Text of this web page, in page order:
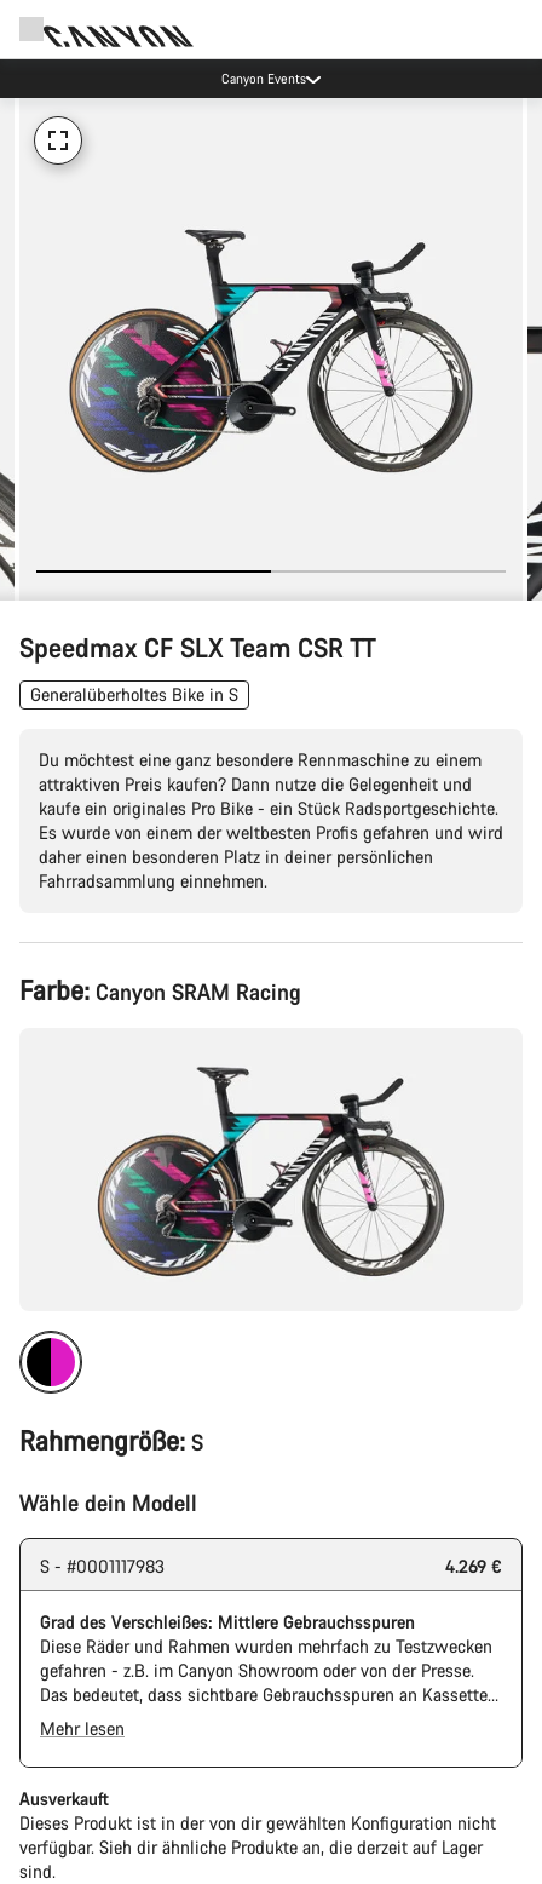
Canyon Events
Speedmax CF SLX Team CSR TT
Generalüberholtes Bike in S
Du möchtest eine ganz besondere Rennmaschine zu einem
attraktiven Preis kaufen? Dann nutze die Gelegenheit und
kaufe ein originales Pro Bike - ein Stück Radsportgeschichte.
Es wurde von einem der weltbesten Profis gefahren und wird
daher einen besonderen Platz in deiner persönlichen
Fahrradsammlung einnehmen.
Produktkonfiguration
Farbe: Canyon SRAM Racing
Rahmengröße: S
Wähle dein Modell
S - #0001117983 4.269 €
Grad des Verschleißes: Mittlere Gebrauchsspuren
Diese Räder und Rahmen wurden mehrfach zu Testzwecken
gefahren - z.B. im Canyon Showroom oder von der Presse.
Das bedeutet, dass sichtbare Gebrauchsspuren an Kassette
und Kette vorhanden sind. Außerdem können Rahmen und
Komponenten Kratzer, Lackschäden und Farbabweichungen
aufweisen. Die Funktion ist jedoch weiterhin einwandfrei.
Das Pro Bike Speedmax wird nur mit den sichtbaren Spacern
zwischen der Extension und dem Lenker geliefert. Es ist kein
zusätzliches Spacer Set enthalten.
Mehr lesen
Ausverkauft
Dieses Produkt ist in der von dir gewählten Konfiguration nicht
verfügbar. Sieh dir ähnliche Produkte an, die derzeit auf Lager
sind.